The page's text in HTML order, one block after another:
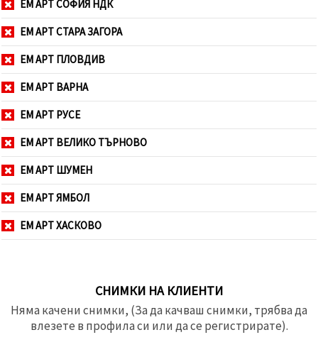
ЕМ АРТ СОФИЯ НДК
ЕМ АРТ СТАРА ЗАГОРА
ЕМ АРТ ПЛОВДИВ
ЕМ АРТ ВАРНА
ЕМ АРТ РУСЕ
ЕМ АРТ ВЕЛИКО ТЪРНОВО
ЕМ АРТ ШУМЕН
ЕМ АРТ ЯМБОЛ
ЕМ АРТ ХАСКОВО
СНИМКИ НА КЛИЕНТИ
Няма качени снимки, (За да качваш снимки, трябва да
влезете в профила си или да се регистрирате).